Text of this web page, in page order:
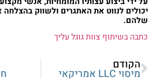
יכולים לנווט את האתגרים ולשווק
שלהם.
כתבה בשיתוף צוות גוגל עליך
הקודם
מיסוי LLC אמריקאי